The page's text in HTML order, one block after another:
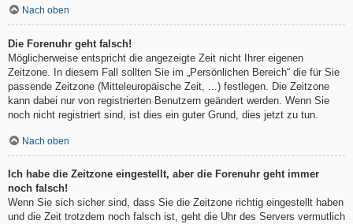
Nach oben
Die Forenuhr geht falsch!
Möglicherweise entspricht die angezeigte Zeit nicht Ihrer eigenen
Zeitzone. In diesem Fall sollten Sie im „Persönlichen Bereich“ die für Sie
passende Zeitzone (Mitteleuropäische Zeit, ...) festlegen. Die Zeitzone
kann dabei nur von registrierten Benutzern geändert werden. Wenn Sie
noch nicht registriert sind, ist dies ein guter Grund, dies jetzt zu tun.
Nach oben
Ich habe die Zeitzone eingestellt, aber die Forenuhr geht immer
noch falsch!
Wenn Sie sich sicher sind, dass Sie die Zeitzone richtig eingestellt haben
und die Zeit trotzdem noch falsch ist, geht die Uhr des Servers vermutlich